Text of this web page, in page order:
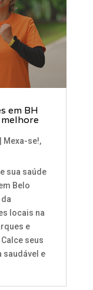
em BH
Mexa-se!,
sua saúde
Belo
locais na
e
seus
saudável e